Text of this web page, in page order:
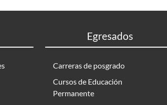
Egresados
Carreras de posgrado
Cursos de Educación
Permanente